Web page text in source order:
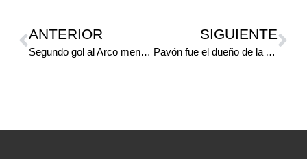
ANTERIOR
Segundo gol al Arco mendocino
SIGUIENTE
Pavón fue el dueño de la Activesport